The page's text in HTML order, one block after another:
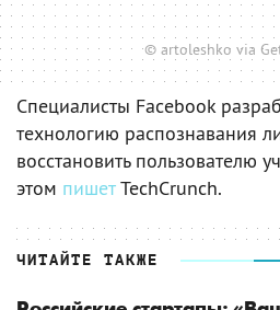
© artoleshko via
Специалисты Facebook
технологию распознавания
восстановить пользователю
этом пишетTechCrunch.
ЧИТАЙТЕ ТАКЖЕ